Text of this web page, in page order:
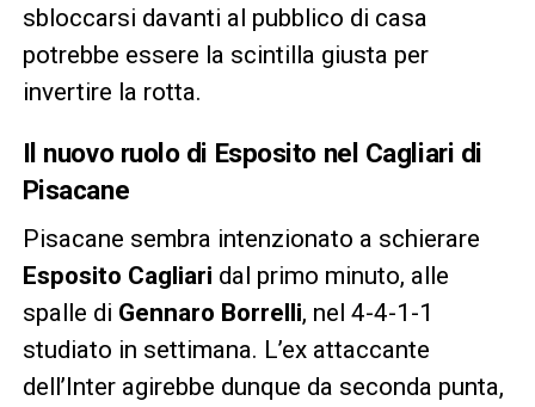
sbloccarsi davanti al pubblico di casa
potrebbe essere la scintilla giusta per
invertire la rotta.
Il nuovo ruolo di Esposito nel Cagliari di
Pisacane
Pisacane sembra intenzionato a schierare
Esposito Cagliari dal primo minuto, alle
spalle di Gennaro Borrelli, nel 4-4-1-1
studiato in settimana. L’ex attaccante
dell’Inter agirebbe dunque da seconda punta,